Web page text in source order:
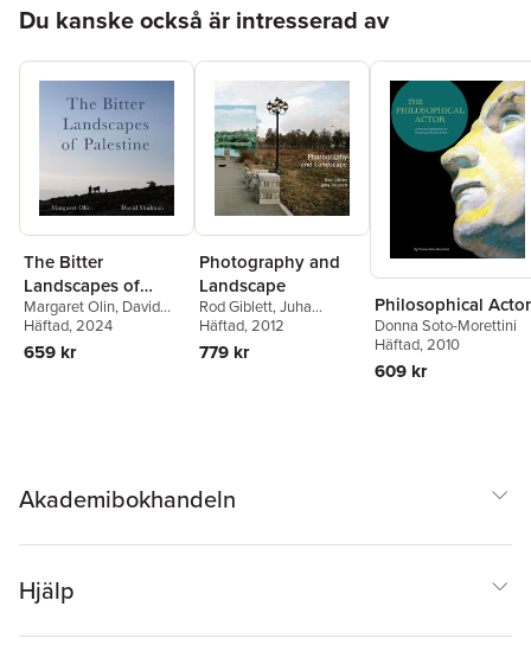
Du kanske också är intresserad av
The Bitter
Landscapes of
Palestine
Margaret Olin, David
Shulman
Häftad, 2024
659 kr
Photography and
Landscape
Rod Giblett,Juha
Tolonen
Häftad, 2012
779 kr
Philosophical Actor
Donna Soto-Morettini
Häftad, 2010
609 kr
Akademibokhandeln
Hjälp